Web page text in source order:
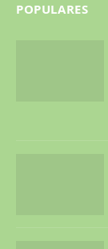
POPULARES